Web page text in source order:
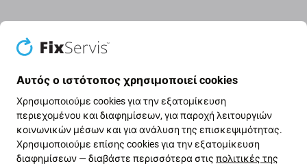
Περιγραφή και προδιαγραφές
Κάλυμμα μπαταρίας για Samsung
Galaxy S10 G973F
Αυτός ο ιστότοπος χρησιμοποιεί cookies
Χρησιμοποιούμε cookies για την εξατομίκευση
περιεχομένου και διαφημίσεων, για παροχή λειτουργιών
κοινωνικών μέσων και για ανάλυση της επισκεψιμότητας.
Χρησιμοποιούμε επίσης cookies για την εξατομίκευση
διαφημίσεων — διαβάστε περισσότερα στις πολιτικές της